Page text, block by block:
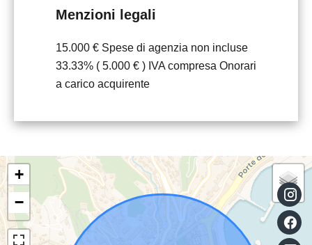
Menzioni legali
15.000 € Spese di agenzia non incluse
33.33% ( 5.000 € ) IVA compresa Onorari
a carico acquirente
+
−